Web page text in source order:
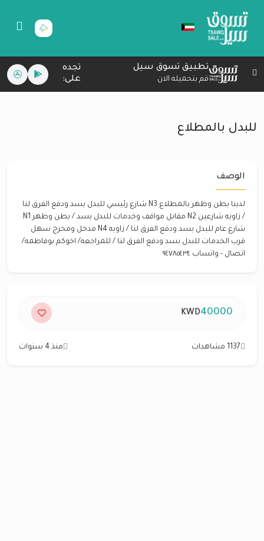
تطبيق تسوق سيل
قم بتحميله الان
تجده
على:
للبدل بالمطلاع
الوصف
لدينا بطن وظهر بالمطلاع N3 شارع رئيسي للبدل بسد ودفع الفرق لنا
/ زاويه شارعين N2 مقابل مواقف وخدمات للبدل بسد / بطن وظهر N1
شارع عام للبدل بسد ودفع الفرق لنا / زاويه N4 مدخل ومخرج سهل
قرب الخدمات للبدل بسد ودفع الفرق لنا / للمراجعه/ اخوكم بوفاطمه/
اتصال - واتساب ٩٤٧٨٥٤٣٤
40000
KWD
1137 مشاهدات منذ 4 سنوات